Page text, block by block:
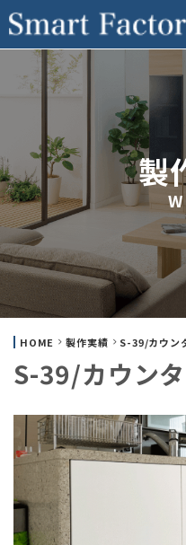
製
HOME 製作実績 S-39/カウン
S-39/カウン